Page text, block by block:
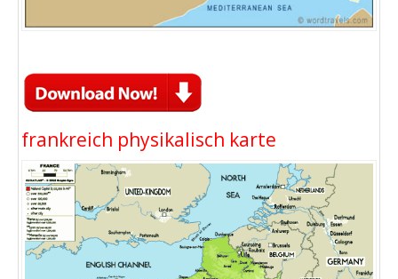
frankreich physikalisch karte